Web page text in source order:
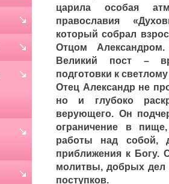
царила особая
православия
который собрал
Отцом
Великий пост –
подготовки к
Отец Александр не
но и глубоко
верующего. Он
ограничение в
работы над собой,
приближения к Богу.
молитвы, добрых дел
поступков.